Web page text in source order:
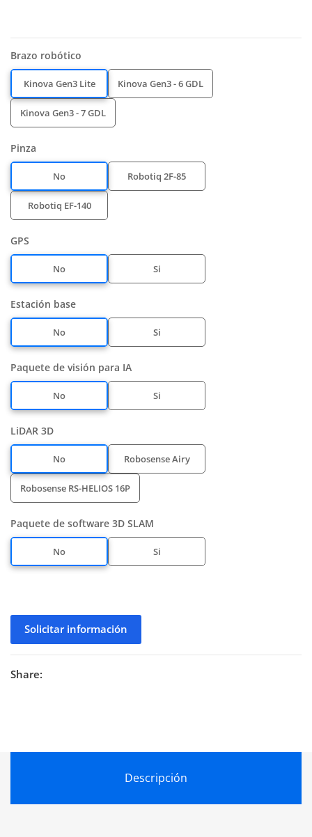
Brazo robótico
Kinova Gen3 Lite Kinova Gen3 - 6 GDL
Kinova Gen3 - 7 GDL
Pinza
No Robotiq 2F-85
Robotiq EF-140
GPS
No Si
Estación base
No Si
Paquete de visión para IA
No Si
LiDAR 3D
No Robosense Airy
Robosense RS-HELIOS 16P
Paquete de software 3D SLAM
No Si
Solicitar información
Share:
Descripción